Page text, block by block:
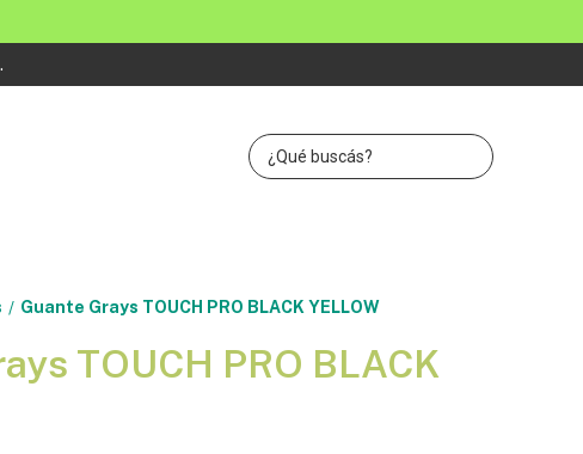
/ Guante Grays TOUCH PRO BLACK YELLOW
TOUCH PRO BLACK